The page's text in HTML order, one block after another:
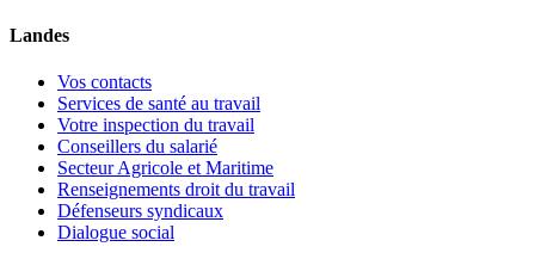
Landes
Vos contacts
Services de santé au travail
Votre inspection du travail
Conseillers du salarié
Secteur Agricole et Maritime
Renseignements droit du travail
Défenseurs syndicaux
Dialogue social